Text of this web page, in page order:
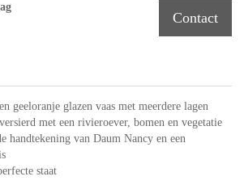
Contact
geeloranje glazen vaas met meerdere lagen
met een rivieroever, bomen en vegetatie
handtekening van Daum Nancy en een
staat